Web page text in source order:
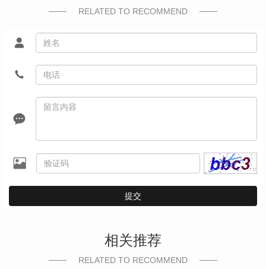
RELATED TO RECOMMEND
提交
相关推荐
RELATED TO RECOMMEND